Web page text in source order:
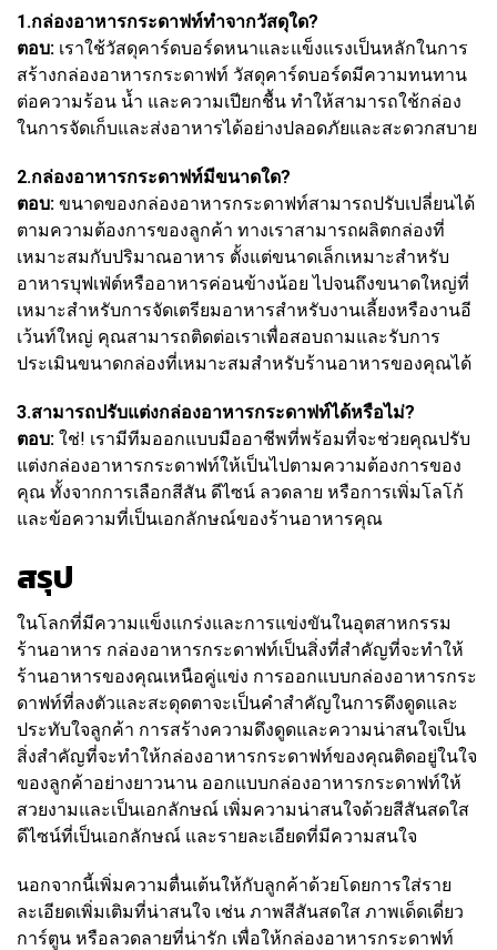
1.กล่องอาหารกระดาฟท์ทำจากวัสดุใด?
ตอบ: เราใช้วัสดุคาร์ดบอร์ดหนาและแข็งแรงเป็นหลักในการ
สร้างกล่องอาหารกระดาฟท์ วัสดุคาร์ดบอร์ดมีความทนทาน
ต่อความร้อน น้ำ และความเปียกชื้น ทำให้สามารถใช้กล่อง
ในการจัดเก็บและส่งอาหารได้อย่างปลอดภัยและสะดวกสบาย
2.กล่องอาหารกระดาฟท์มีขนาดใด?
ตอบ: ขนาดของกล่องอาหารกระดาฟท์สามารถปรับเปลี่ยนได้
ตามความต้องการของลูกค้า ทางเราสามารถผลิตกล่องที่
เหมาะสมกับปริมาณอาหาร ตั้งแต่ขนาดเล็กเหมาะสำหรับ
อาหารบุฟเฟ่ต์หรืออาหารค่อนข้างน้อย ไปจนถึงขนาดใหญ่ที่
เหมาะสำหรับการจัดเตรียมอาหารสำหรับงานเลี้ยงหรืองานอี
เว้นท์ใหญ่ คุณสามารถติดต่อเราเพื่อสอบถามและรับการ
ประเมินขนาดกล่องที่เหมาะสมสำหรับร้านอาหารของคุณได้
3.สามารถปรับแต่งกล่องอาหารกระดาฟท์ได้หรือไม่?
ตอบ: ใช่! เรามีทีมออกแบบมืออาชีพที่พร้อมที่จะช่วยคุณปรับ
แต่งกล่องอาหารกระดาฟท์ให้เป็นไปตามความต้องการของ
คุณ ทั้งจากการเลือกสีสัน ดีไซน์ ลวดลาย หรือการเพิ่มโลโก้
และข้อความที่เป็นเอกลักษณ์ของร้านอาหารคุณ
สรุป
ในโลกที่มีความแข็งแกร่งและการแข่งขันในอุตสาหกรรม
ร้านอาหาร กล่องอาหารกระดาฟท์เป็นสิ่งที่สำคัญที่จะทำให้
ร้านอาหารของคุณเหนือคู่แข่ง การออกแบบกล่องอาหารกระ
ดาฟท์ที่ลงตัวและสะดุดตาจะเป็นคำสำคัญในการดึงดูดและ
ประทับใจลูกค้า การสร้างความดึงดูดและความน่าสนใจเป็น
สิ่งสำคัญที่จะทำให้กล่องอาหารกระดาฟท์ของคุณติดอยู่ในใจ
ของลูกค้าอย่างยาวนาน ออกแบบกล่องอาหารกระดาฟท์ให้
สวยงามและเป็นเอกลักษณ์ เพิ่มความน่าสนใจด้วยสีสันสดใส
ดีไซน์ที่เป็นเอกลักษณ์ และรายละเอียดที่มีความสนใจ
นอกจากนี้เพิ่มความตื่นเต้นให้กับลูกค้าด้วยโดยการใส่ราย
ละเอียดเพิ่มเติมที่น่าสนใจ เช่น ภาพสีสันสดใส ภาพเด็ดเดี่ยว
การ์ตูน หรือลวดลายที่น่ารัก เพื่อให้กล่องอาหารกระดาฟท์